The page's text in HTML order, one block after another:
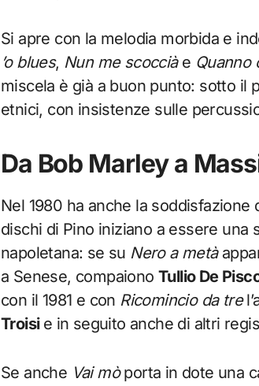
Si apre con la melodia morbida e
’o blues, Nun me scocciàe Quanno
miscela è già a buon punto: sotto il
etnici, con insistenze sulle
Da Bob Marley a
Nel 1980 ha anche la
dischi di Pino iniziano a essere una
napoletana: se su Nero a metà
a Senese, compaiono Tullio De
con il 1981 e con Ricomincio da tre
Troisi e in seguito anche di altri
Se anche Vai mòporta in dote una